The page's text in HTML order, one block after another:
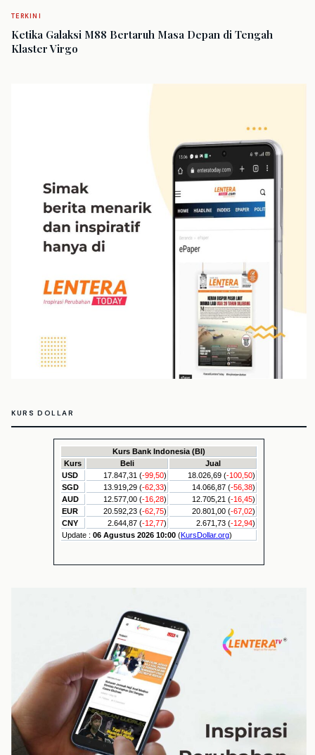
TERKINI
Ketika Galaksi M88 Bertaruh Masa Depan di Tengah
Klaster Virgo
KURS DOLLAR